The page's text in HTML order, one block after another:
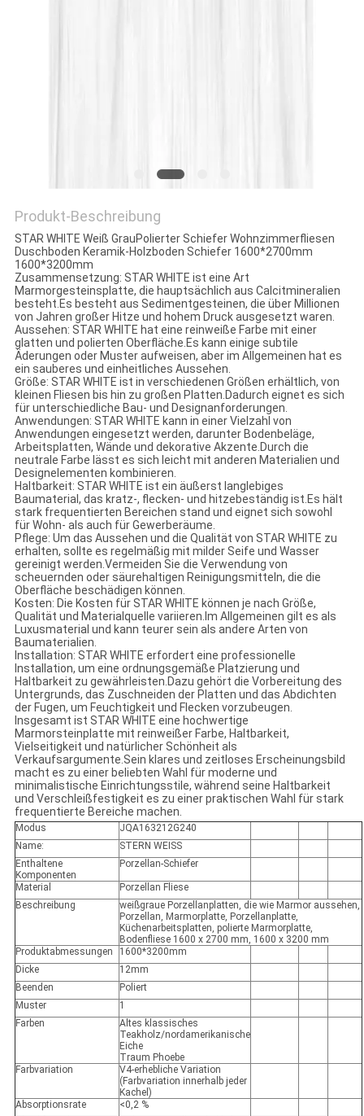
Produkt-Beschreibung
STAR WHITE Weiß GrauPolierter Schiefer Wohnzimmerfliesen
Duschboden Keramik-Holzboden Schiefer 1600*2700mm
1600*3200mm
Zusammensetzung: STAR WHITE ist eine Art
Marmorgesteinsplatte, die hauptsächlich aus Calcitmineralien
besteht.Es besteht aus Sedimentgesteinen, die über Millionen
von Jahren großer Hitze und hohem Druck ausgesetzt waren.
Aussehen: STAR WHITE hat eine reinweiße Farbe mit einer
glatten und polierten Oberfläche.Es kann einige subtile
Äderungen oder Muster aufweisen, aber im Allgemeinen hat es
ein sauberes und einheitliches Aussehen.
Größe: STAR WHITE ist in verschiedenen Größen erhältlich, von
kleinen Fliesen bis hin zu großen Platten.Dadurch eignet es sich
für unterschiedliche Bau- und Designanforderungen.
Anwendungen: STAR WHITE kann in einer Vielzahl von
Anwendungen eingesetzt werden, darunter Bodenbeläge,
Arbeitsplatten, Wände und dekorative Akzente.Durch die
neutrale Farbe lässt es sich leicht mit anderen Materialien und
Designelementen kombinieren.
Haltbarkeit: STAR WHITE ist ein äußerst langlebiges
Baumaterial, das kratz-, flecken- und hitzebeständig ist.Es hält
stark frequentierten Bereichen stand und eignet sich sowohl
für Wohn- als auch für Gewerberäume.
Pflege: Um das Aussehen und die Qualität von STAR WHITE zu
erhalten, sollte es regelmäßig mit milder Seife und Wasser
gereinigt werden.Vermeiden Sie die Verwendung von
scheuernden oder säurehaltigen Reinigungsmitteln, die die
Oberfläche beschädigen können.
Kosten: Die Kosten für STAR WHITE können je nach Größe,
Qualität und Materialquelle variieren.Im Allgemeinen gilt es als
Luxusmaterial und kann teurer sein als andere Arten von
Baumaterialien.
Installation: STAR WHITE erfordert eine professionelle
Installation, um eine ordnungsgemäße Platzierung und
Haltbarkeit zu gewährleisten.Dazu gehört die Vorbereitung des
Untergrunds, das Zuschneiden der Platten und das Abdichten
der Fugen, um Feuchtigkeit und Flecken vorzubeugen.
Insgesamt ist STAR WHITE eine hochwertige
Marmorsteinplatte mit reinweißer Farbe, Haltbarkeit,
Vielseitigkeit und natürlicher Schönheit als
Verkaufsargumente.Sein klares und zeitloses Erscheinungsbild
macht es zu einer beliebten Wahl für moderne und
minimalistische Einrichtungsstile, während seine Haltbarkeit
und Verschleißfestigkeit es zu einer praktischen Wahl für stark
frequentierte Bereiche machen.
Modus
JQA163212G240
Name:
STERN WEISS
Enthaltene
Komponenten
Porzellan-Schiefer
Material
Porzellan Fliese
Beschreibung
weißgraue Porzellanplatten, die wie Marmor aussehen,
Porzellan, Marmorplatte, Porzellanplatte,
Küchenarbeitsplatten, polierte Marmorplatte,
Bodenfliese 1600 x 2700 mm, 1600 x 3200 mm
Produktabmessungen
1600*3200mm
Dicke
12mm
Beenden
Poliert
Muster
1
Farben
Altes klassisches
Teakholz/nordamerikanische
Eiche
Traum Phoebe
Farbvariation
V4-erhebliche Variation
(Farbvariation innerhalb jeder
Kachel)
Absorptionsrate
<0,2 %